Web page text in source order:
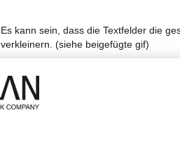
Es kann sein, dass die Textfelder die
verkleinern. (siehe beigefügte gif)
Citoval
3. Die letzte allgemeine Frage: Sind die
auch möglich teilbildübergreifend zu